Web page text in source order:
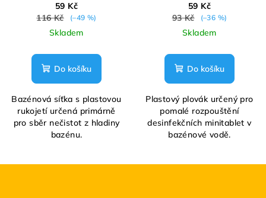
59 Kč
116 Kč
(–49 %)
Skladem
Do košíku
Bazénová síťka s plastovou
rukojetí určená primárně
pro sběr nečistot z hladiny
bazénu.
59 Kč
93 Kč
(–36 %)
Skladem
Do košíku
Plastový plovák určený pro
pomalé rozpouštění
desinfekčních minitablet v
bazénové vodě.